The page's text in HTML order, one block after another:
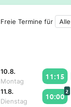
Freie Termine für
10.8.
Montag
11:15
11.8.
Dienstag
10:00
2